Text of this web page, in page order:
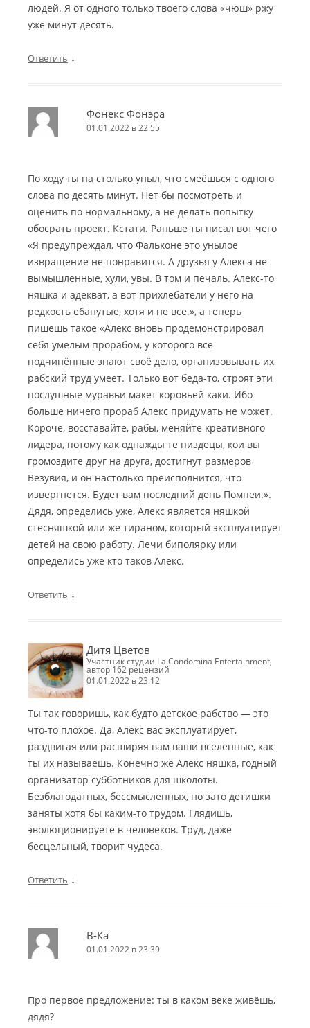
людей. Я от одного только твоего слова «чюш» ржу
уже минут десять.
Ответить ↓
Фонекс Фонэра
01.01.2022 в 22:55
По ходу ты на столько уныл, что смеёшься с одного
слова по десять минут. Нет бы посмотреть и
оценить по нормальному, а не делать попытку
обосрать проект. Кстати. Раньше ты писал вот чего
«Я предупреждал, что Фальконе это унылое
извращение не понравится. А друзья у Алекса не
вымышленные, хули, увы. В том и печаль. Алекс-то
няшка и адекват, а вот прихлебатели у него на
редкость ебанутые, хотя и не все.», а теперь
пишешь такое «Алекс вновь продемонстрировал
себя умелым прорабом, у которого все
подчинённые знают своё дело, организовывать их
рабский труд умеет. Только вот беда-то, строят эти
послушные муравьи макет коровьей каки. Ибо
больше ничего прораб Алекс придумать не может.
Короче, восставайте, рабы, меняйте креативного
лидера, потому как однажды те пиздецы, кои вы
громоздите друг на друга, достигнут размеров
Везувия, и он настолько преисполнится, что
извергнется. Будет вам последний день Помпеи.».
Дядя, определись уже, Алекс является няшкой
стесняшкой или же тираном, который эксплуатирует
детей на свою работу. Лечи биполярку или
определись уже кто таков Алекс.
Ответить ↓
Дитя Цветов
участник студии La Condomina Entertainment,
автор 162 рецензий
01.01.2022 в 23:12
Ты так говоришь, как будто детское рабство — это
что-то плохое. Да, Алекс вас эксплуатирует,
раздвигая или расширяя вам ваши вселенные, как
ты их называешь. Конечно же Алекс няшка, годный
организатор субботников для школоты.
Безблагодатных, бессмысленных, но зато детишки
заняты хотя бы каким-то трудом. Глядишь,
эволюционируете в человеков. Труд, даже
бесцельный, творит чудеса.
Ответить ↓
В-Ка
01.01.2022 в 23:39
Про первое предложение: ты в каком веке живёшь,
дядя?